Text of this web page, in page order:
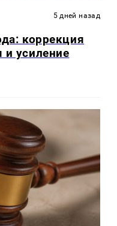
5 дней назад
коррекция
и усиление